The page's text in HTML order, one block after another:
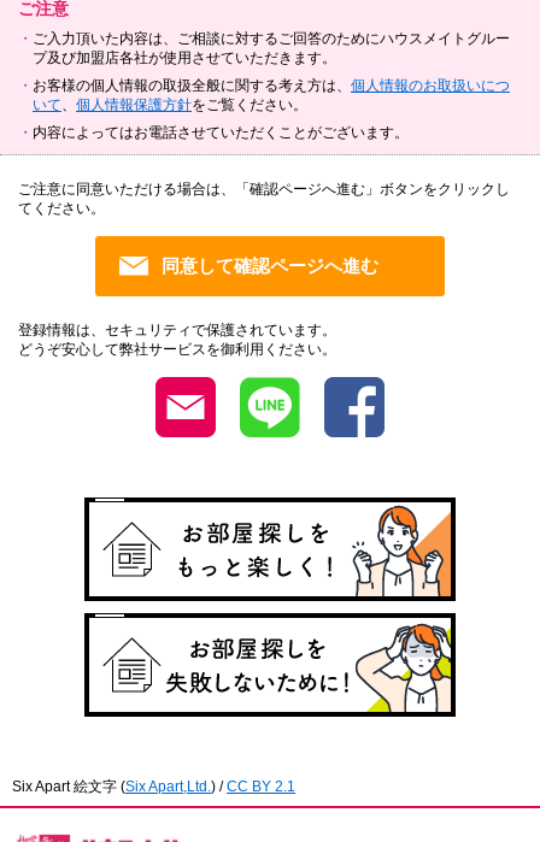
ご注意
ご入力頂いた内容は、ご相談に対するご回答のためにハウスメイトグルー
プ及び加盟店各社が使用させていただきます。
お客様の個人情報の取扱全般に関する考え方は、 個人情報のお取扱いにつ
いて
個人情報保護方針をご覧ください。
内容によってはお電話させていただくことがございます。
ご注意に同意いただける場合は、「確認ページへ進む」ボタンをクリックし
てください。
登録情報は、セキュリティで保護されています。
どうぞ安心して弊社サービスを御利用ください。
Six Apart 絵文字 (Six Apart,Ltd. ) /CC BY 2.1